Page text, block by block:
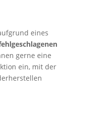
eines
gerne eine
ein, mit der